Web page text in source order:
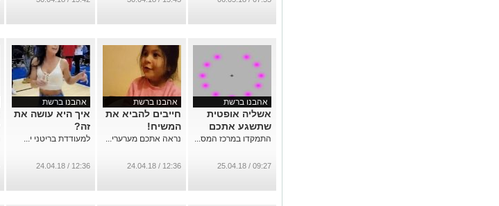
אהבנו ברשת
אשליה אופטית
שתשגע אתכם
התמקדו במרכז המס...
09:27 / 25.04.18
אהבנו ברשת
חייבים להביא את
המשיח!
נראה אתכם מערערי...
12:36 / 24.04.18
אהבנו ברשת
איך היא עושה את
זה?
למעודדת בריטני י...
12:36 / 24.04.18